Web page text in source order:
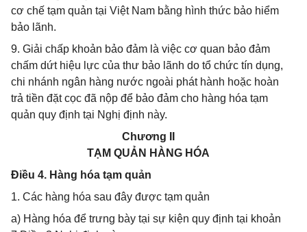
cơ chế tạm quản tại Việt Nam bằng hình thức bảo hiểm
bảo lãnh.
9. Giải chấp khoản bảo đảm là việc cơ quan bảo đảm
chấm dứt hiệu lực của thư bảo lãnh do tổ chức tín dụng,
chi nhánh ngân hàng nước ngoài phát hành hoặc hoàn
trả tiền đặt cọc đã nộp để bảo đảm cho hàng hóa tạm
quản quy định tại Nghị định này.
Chương II
TẠM QUẢN HÀNG HÓA
Điều 4. Hàng hóa tạm quản
1. Các hàng hóa sau đây được tạm quản
a) Hàng hóa để trưng bày tại sự kiện quy định tại khoản